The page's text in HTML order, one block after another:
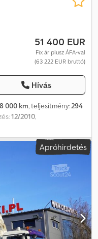
51 400 EUR
Fix ár plusz ÁFA-val
(63 222 EUR bruttó)
Hívás
000 km, teljesítmény:294
12/2010,
mechanikai,
, MAN TGS
JÓ ÁLLAPOTBAN!
FUTÁSTELJESÍTMÉNY:
* SZERVOKORMÁNY *
TÜKRÖK * MOTORFÉK *
kg TELJES TÖMEG: 34
MÉRET: 13R22,5
Aczeha TEL: KUBA –
– lengyel, német, olasz,
Apróhirdetés